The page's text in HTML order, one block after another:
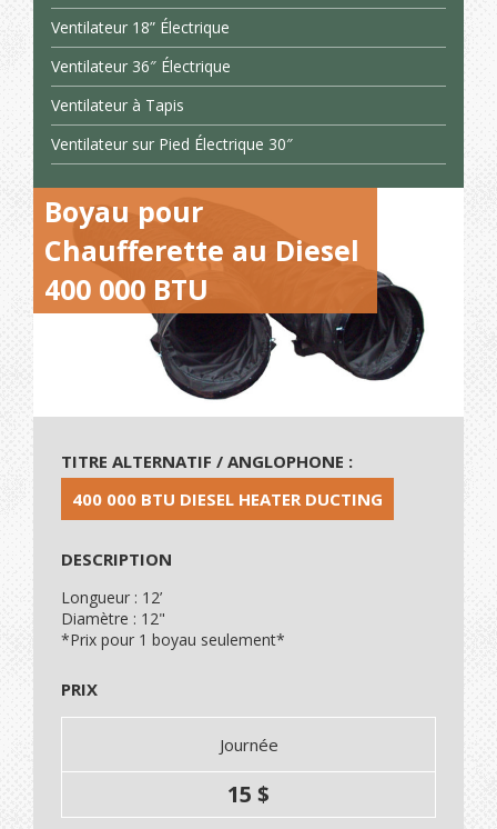
Ventilateur 18” Électrique
Ventilateur 36″ Électrique
Ventilateur à Tapis
Ventilateur sur Pied Électrique 30″
Boyau pour
Chaufferette au Diesel
400 000 BTU
TITRE ALTERNATIF / ANGLOPHONE :
400 000 BTU DIESEL HEATER DUCTING
DESCRIPTION
Longueur : 12’
Diamètre : 12"
*Prix pour 1 boyau seulement*
PRIX
Journée
15 $